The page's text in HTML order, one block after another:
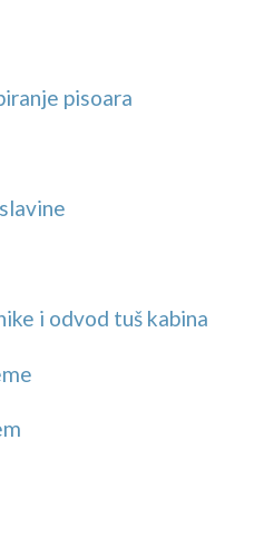
pisoara
i odvod tuš kabina